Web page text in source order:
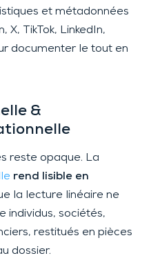
et métadonnées
X, TikTok, LinkedIn,
documenter le tout en
&
reste opaque. La
rend lisible en
la lecture linéaire ne
individus, sociétés,
restitués en pièces
dossier.